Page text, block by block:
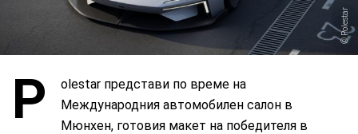
Polestar
P
olestar представи по време на
Международния автомобилен салон в
Мюнхен, готовия макет на победителя в